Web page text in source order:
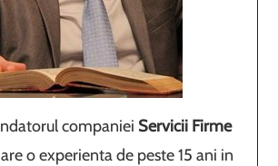
companiei Servicii Firme
o experienta de peste 15 ani in